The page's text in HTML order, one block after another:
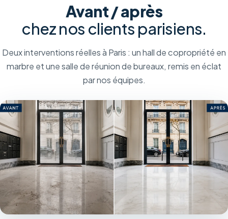
Avant / après
chez nos clients parisiens.
Deux interventions réelles à Paris : un hall de copropriété en
marbre et une salle de réunion de bureaux, remis en éclat
par nos équipes.